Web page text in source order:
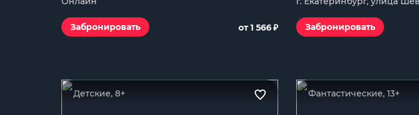
Забронировать от 1 566₽ Забронировать
Детские, 8+ Фантастические, 13+